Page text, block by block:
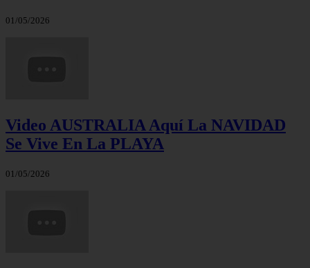
01/05/2026
Video AUSTRALIA Aquí La NAVIDAD
Se Vive En La PLAYA
01/05/2026